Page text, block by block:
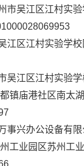
市吴江区江村实
江区江村实验学
吴江区江村实验学
镇庙港社区南太
事兴办公设备有限
工业园区苏州工